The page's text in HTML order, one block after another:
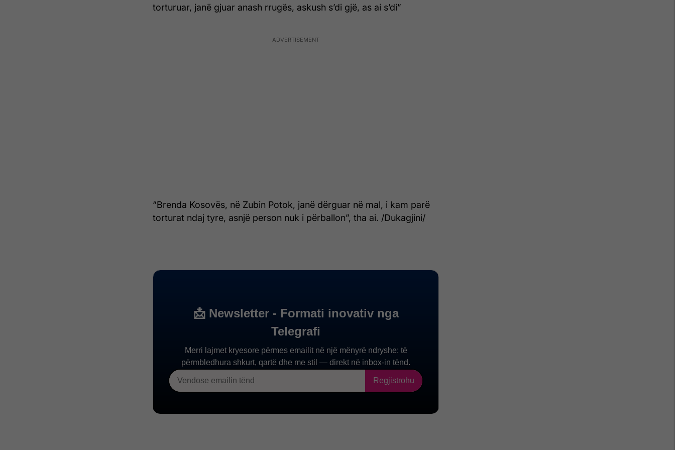
torturuar, janë gjuar anash rrugës, askush s’di gjë, as ai s’di”
“Brenda Kosovës, në Zubin Potok, janë dërguar në mal, i kam parë
torturat ndaj tyre, asnjë person nuk i përballon”, tha ai. /Dukagjini/